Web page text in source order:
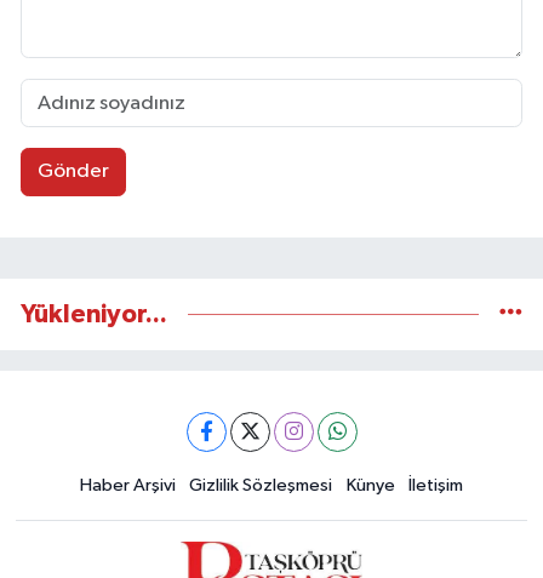
Gönder
Yükleniyor...
Haber Arşivi Gizlilik Sözleşmesi Künye İletişim